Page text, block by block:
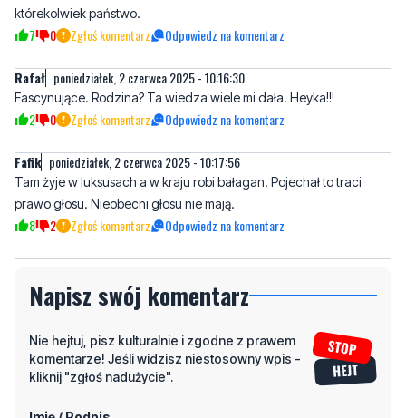
Rafał poniedziałek, 2 czerwca 2025 - 10:16:30
Fascynujące. Rodzina? Ta wiedza wiele mi dała. Heyka!!!
Fafik poniedziałek, 2 czerwca 2025 - 10:17:56
Tam żyje w luksusach a w kraju robi bałagan. Pojechał to traci
8 2 Zgłoś komentarz Odpowiedz na komentarz
Napisz swój komentarz
komentarze! Jeśli widzisz niestosowny wpis -
kliknij "zgłoś nadużycie".
Imię / Podpis
Odpowiedz